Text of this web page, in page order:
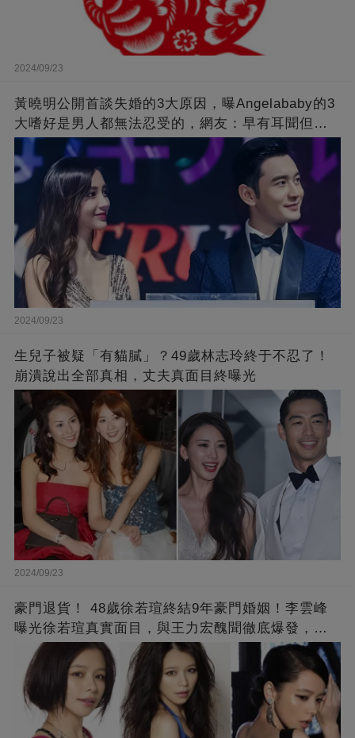
2024/09/23
黃曉明公開首談失婚的3大原因，曝Angelababy的3
大嗜好是男人都無法忍受的，網友：早有耳聞但想
不到那麼嚴重！
2024/09/23
生兒子被疑「有貓膩」？49歲林志玲終于不忍了！
崩潰說出全部真相，丈夫真面目終曝光
2024/09/23
豪門退貨！ 48歲徐若瑄終結9年豪門婚姻！李雲峰
曝光徐若瑄真實面目，與王力宏醜聞徹底爆發，原
來李靚蕾說的都是真的 ！